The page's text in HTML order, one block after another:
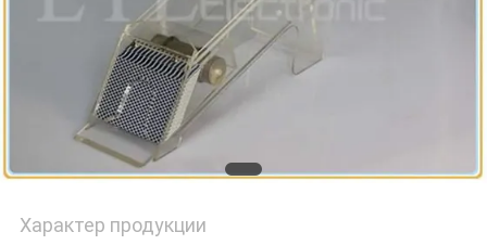
Характер продукции